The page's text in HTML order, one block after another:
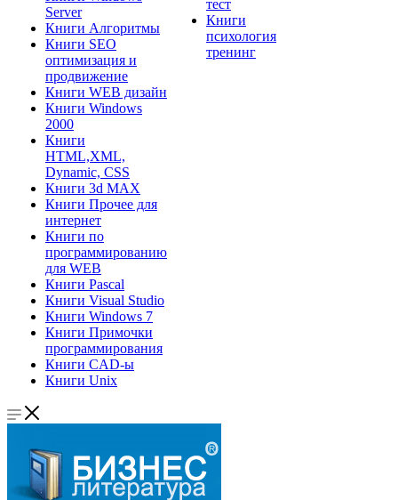
Server
Книги Алгоритмы
Книги SEO
оптимизация и
продвижение
Книги WEB дизайн
Книги Windows
2000
Книги
HTML,XML,
Dynamic, CSS
Книги 3d MAX
Книги Прочее для
интернет
Книги по
программированию
для WEB
Книги Pascal
Книги Visual Studio
Книги Windows 7
Книги Примочки
программирования
Книги CAD-ы
Книги Unix
тест
Книги
психология
тренинг